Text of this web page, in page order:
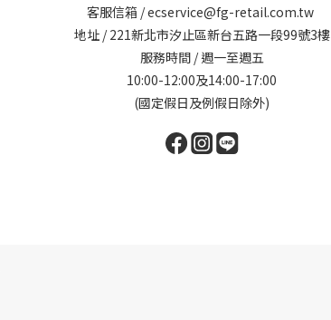
客服信箱 / ecservice@fg-retail.com.tw
地址 / 221新北市汐止區新台五路一段99號3樓
服務時間 / 週一至週五
10:00-12:00及14:00-17:00
(國定假日及例假日除外)